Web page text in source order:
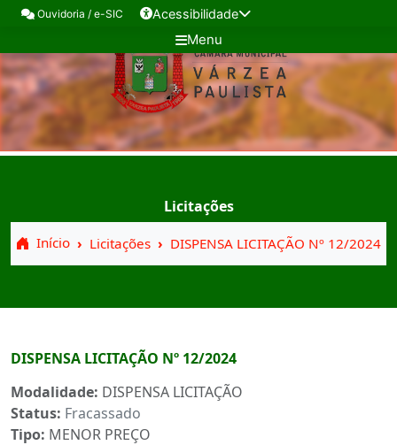
Ouvidoria / e-SIC Acessibilidade
Menu
Licitações
Início Licitações DISPENSA LICITAÇÃO Nº 12/2024
DISPENSA LICITAÇÃO Nº 12/2024
Modalidade: DISPENSA LICITAÇÃO
Status: Fracassado
Tipo: MENOR PREÇO